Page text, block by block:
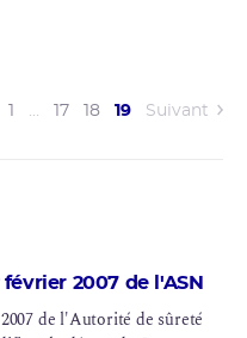
… 17 18 19(current)
Suivant
février 2007 de l'ASN
de l'Autorité de sûreté